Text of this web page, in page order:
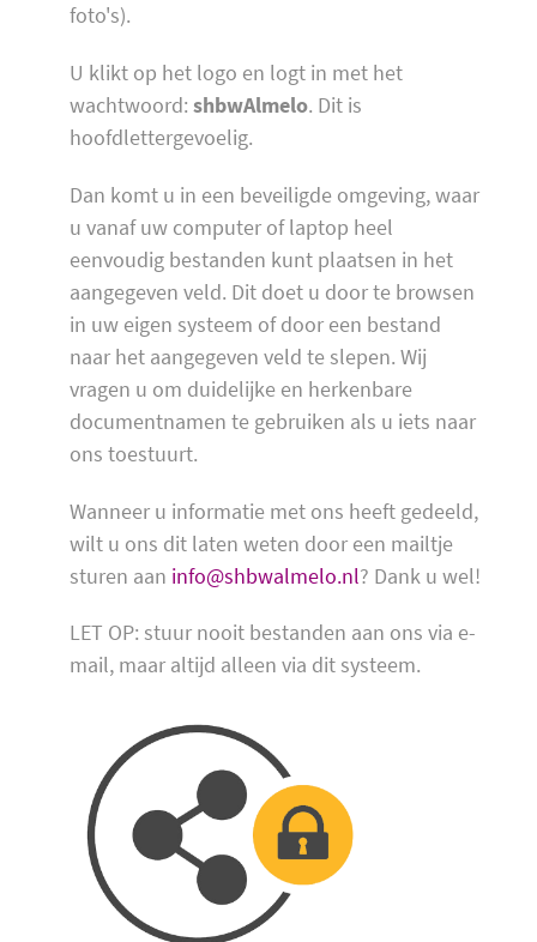
foto's).
U klikt op het logo en logt in met het
wachtwoord: shbwAlmelo. Dit is
hoofdlettergevoelig.
Dan komt u in een beveiligde omgeving, waar
u vanaf uw computer of laptop heel
eenvoudig bestanden kunt plaatsen in het
aangegeven veld. Dit doet u door te browsen
in uw eigen systeem of door een bestand
naar het aangegeven veld te slepen. Wij
vragen u om duidelijke en herkenbare
documentnamen te gebruiken als u iets naar
ons toestuurt.
Wanneer u informatie met ons heeft gedeeld,
wilt u ons dit laten weten door een mailtje
sturen aan info@shbwalmelo.nl? Dank u wel!
LET OP: stuur nooit bestanden aan ons via e-
mail, maar altijd alleen via dit systeem.